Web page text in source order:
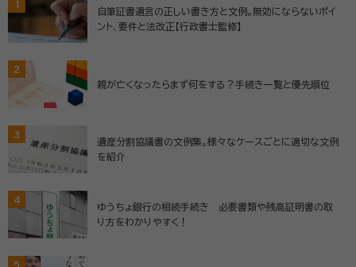
1
自筆証書遺言の正しい書き方と文例。無効にならないポイ
ント、要件と法改正【行政書士監修】
2
親が亡くなったらまず何をする？手続き一覧と優先順位
3
遺産分割協議書の文例集。様々なケースごとに適切な文例
を紹介
4
ゆうちょ銀行の相続手続き 必要書類や残高証明書の取
り方をわかりやすく！
5